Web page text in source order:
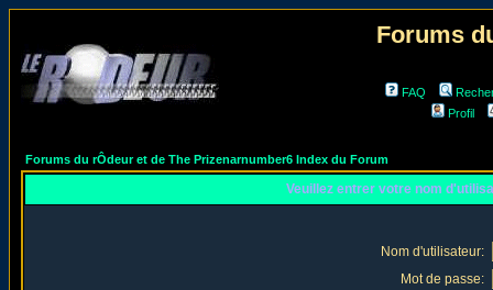
Forums
FAQ
Profil
Forums du rÔdeur et de The Prizenarnumber6 Index du Forum
Veuillez entrer votre nom
Nom d'utilisateur:
Mot de passe: